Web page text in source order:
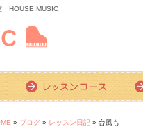
HOUSE MUSIC
» ブログ » レッスン日記 » 台風も